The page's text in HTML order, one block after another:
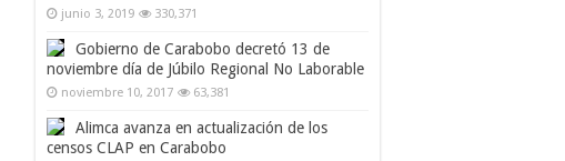
junio 3, 2019 330,371
Gobierno de Carabobo decretó 13 de
noviembre día de Júbilo Regional No Laborable
noviembre 10, 2017 63,381
Alimca avanza en actualización de los
censos CLAP en Carabobo